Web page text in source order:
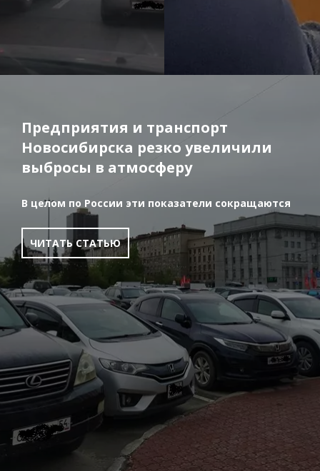
Предприятия и транспорт
Новосибирска резко увеличили
выбросы в атмосферу
В целом по России эти показатели сокращаются
ЧИТАТЬ СТАТЬЮ